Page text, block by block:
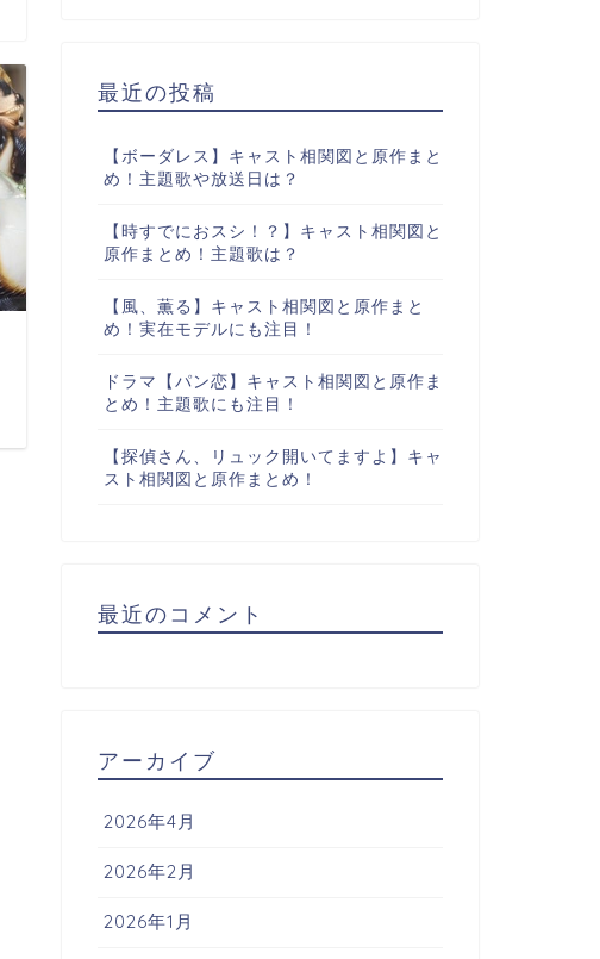
最近の投稿
【ボーダレス】キャスト相関図と原作まと
め！主題歌や放送日は？
【時すでにおスシ！？】キャスト相関図と
原作まとめ！主題歌は？
【風、薫る】キャスト相関図と原作まと
め！実在モデルにも注目！
ドラマ【パン恋】キャスト相関図と原作ま
とめ！主題歌にも注目！
【探偵さん、リュック開いてますよ】キャ
スト相関図と原作まとめ！
最近のコメント
アーカイブ
2026年4月
2026年2月
2026年1月